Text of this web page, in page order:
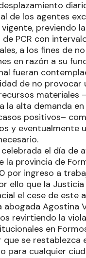
de los agentes
previendo
PCR con
a los fines de
en razón a su
fueran
de no provocar
materiales
la alta demanda
positivos–
y eventualmente
el día de
la provincia de
por ingreso a
ello que la
el cese de este
abogada Agostina
revirtiendo la
en
se restablezca
para cualquier